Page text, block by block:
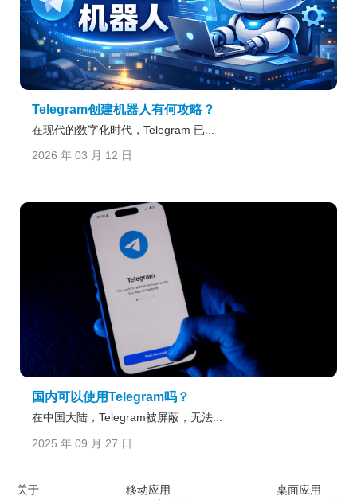
Telegram创建机器人有何攻略？
在现代的数字化时代，Telegram 已...
2026 年 03 月 12 日
国内可以使用Telegram吗？
在中国大陆，Telegram被屏蔽，无法...
2025 年 09 月 27 日
关于
移动应用
桌面应用